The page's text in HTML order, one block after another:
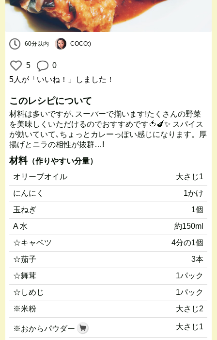
60分以内 COCO:)
5
0
5人 が「いいね！」しました！
このレシピについて
材料は多いですが､スーパーで揃います!たくさんの野菜
を美味しくいただけるのでおすすめです🍅🍆✨ スパイス
が効いていて､ちょっとカレーっぽい感じになります。厚
揚げとニラの相性が抜群…!
材料（作りやすい分量）
オリーブオイル
大さじ1
にんにく
1かけ
玉ねぎ
1個
A 水
約150ml
☆キャベツ
4分の1個
☆茄子
3本
☆舞茸
1パック
☆しめじ
1パック
※米粉
大さじ2
※おからパウダー 大さじ1